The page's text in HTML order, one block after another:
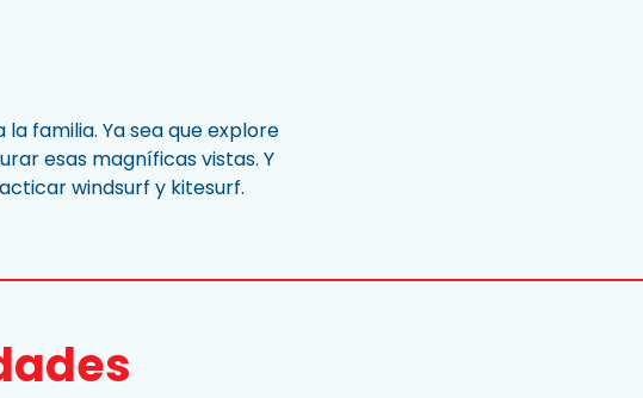
familia. Ya sea que explore
esas magníficas vistas. Y
windsurf y kitesurf.